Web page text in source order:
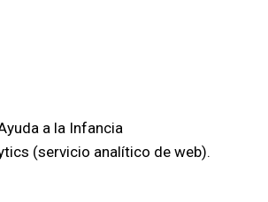
a la Infancia
(servicio analítico de web).